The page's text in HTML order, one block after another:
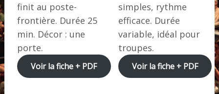
finit au poste-
frontière. Durée 25
min. Décor : une
porte.
Voir la fiche + PDF
simples, rythme
efficace. Durée
variable, idéal pour
troupes.
Voir la fiche + PDF